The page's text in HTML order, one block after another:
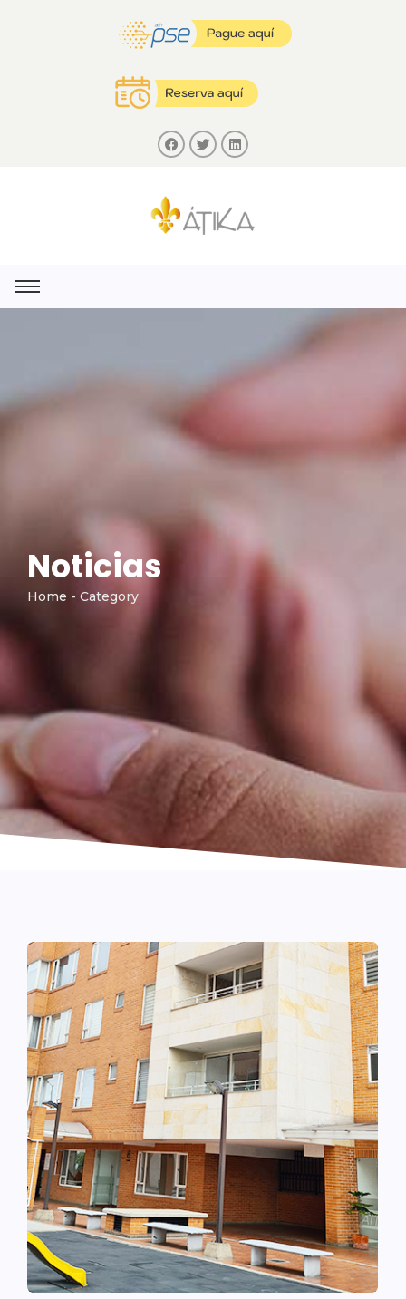
Noticias
Home - Category